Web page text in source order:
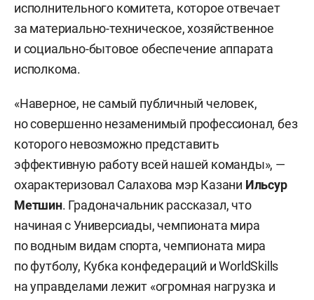
исполнительного комитета, которое отвечает
за материально-техническое, хозяйственное
и социально-бытовое обеспечение аппарата
исполкома.
«Наверное, не самый публичный человек,
но совершенно незаменимый профессионал, без
которого невозможно представить
эффективную работу всей нашей команды», —
охарактеризовал Салахова мэр Казани Ильсур
Метшин. Градоначальник рассказал, что
начиная с Универсиады, чемпионата мира
по водным видам спорта, чемпионата мира
по футболу, Кубка конфедераций и WorldSkills
на управделами лежит «огромная нагрузка и